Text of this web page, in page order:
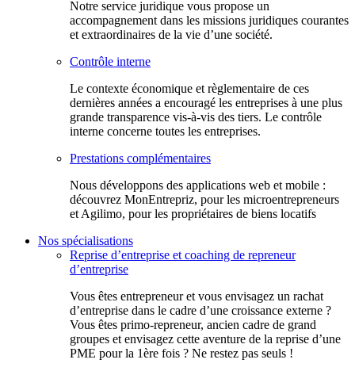
Notre service juridique vous propose un
accompagnement dans les missions juridiques courantes
et extraordinaires de la vie d’une société.
Contrôle interne
Le contexte économique et règlementaire de ces
dernières années a encouragé les entreprises à une plus
grande transparence vis-à-vis des tiers. Le contrôle
interne concerne toutes les entreprises.
Prestations complémentaires
Nous développons des applications web et mobile :
découvrez MonEntrepriz, pour les microentrepreneurs
et Agilimo, pour les propriétaires de biens locatifs
Nos spécialisations
Reprise d’entreprise et coaching de repreneur
d’entreprise
Vous êtes entrepreneur et vous envisagez un rachat
d’entreprise dans le cadre d’une croissance externe ?
Vous êtes primo-repreneur, ancien cadre de grand
groupes et envisagez cette aventure de la reprise d’une
PME pour la 1ère fois ? Ne restez pas seuls !